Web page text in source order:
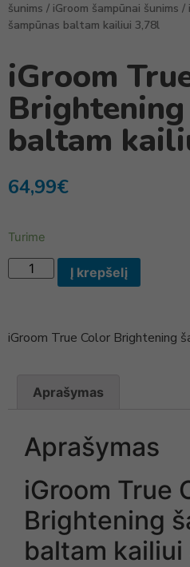
šunims / iGroom šampūnai šunims /
šampūnas baltam kailiui 3,78l
iGroom
baltam
64,99€
Turime
Į krepšelį
iGroom True Color Brightening
Aprašymas
Aprašymas
iGroom True
Brightening
baltam kailiui